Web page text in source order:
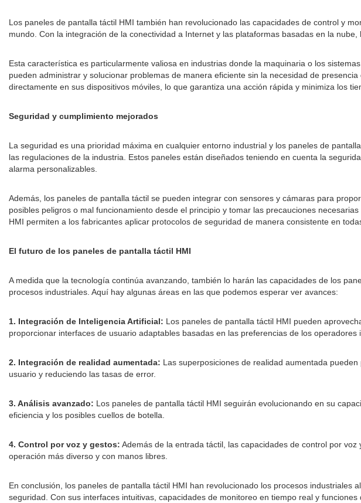
Los paneles de pantalla táctil HMI también han revolucionado las capacidades de control y
mundo. Con la integración de la conectividad a Internet y las plataformas basadas en la
Esta característica es particularmente valiosa en industrias donde la maquinaria o los
pueden administrar y solucionar problemas de manera eficiente sin la necesidad de
directamente en sus dispositivos móviles, lo que garantiza una acción rápida y minimiza los
Seguridad y cumplimiento mejorados
La seguridad es una prioridad máxima en cualquier entorno industrial y los paneles de
las regulaciones de la industria. Estos paneles están diseñados teniendo en cuenta la
alarma personalizables.
Además, los paneles de pantalla táctil se pueden integrar con sensores y cámaras para
posibles peligros o mal funcionamiento desde el principio y tomar las precauciones
HMI permiten a los fabricantes aplicar protocolos de seguridad de manera consistente en
El futuro de los paneles de pantalla táctil HMI
A medida que la tecnología continúa avanzando, también lo harán las capacidades de los
procesos industriales. Aquí hay algunas áreas en las que podemos esperar ver avances:
1. Integración de Inteligencia Artificial: Los paneles de pantalla táctil HMI pueden
proporcionar interfaces de usuario adaptables basadas en las preferencias de los operadores
2. Integración de realidad aumentada: Las superposiciones de realidad aumentada
usuario y reduciendo las tasas de error.
3. Análisis avanzado: Los paneles de pantalla táctil HMI seguirán evolucionando en su
eficiencia y los posibles cuellos de botella.
4. Control por voz y gestos: Además de la entrada táctil, las capacidades de control por
operación más diverso y con manos libres.
En conclusión, los paneles de pantalla táctil HMI han revolucionado los procesos
seguridad. Con sus interfaces intuitivas, capacidades de monitoreo en tiempo real y